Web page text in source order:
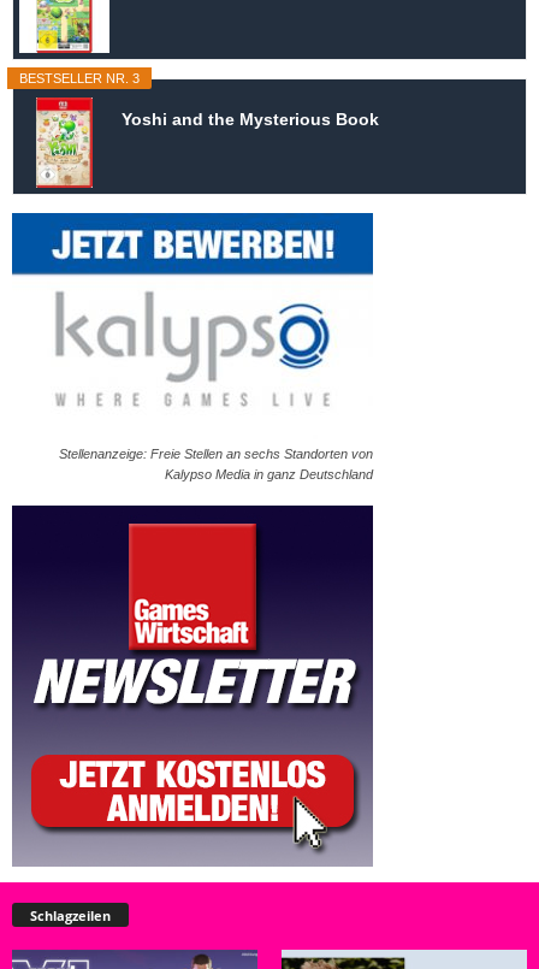
BESTSELLER NR. 3
Yoshi and the Mysterious Book
Stellenanzeige: Freie Stellen an sechs Standorten von
Kalypso Media in ganz Deutschland
Schlagzeilen